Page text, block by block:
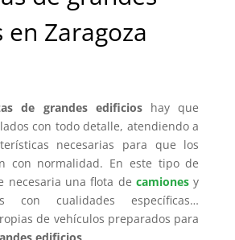
Zaragoza
de grandes edificioshay que
con todo detalle, atendiendo a
necesarias para que los
con normalidad. En este tipo de
necesaria una flota de camiones y
con cualidades específicas…
de vehículos preparados para